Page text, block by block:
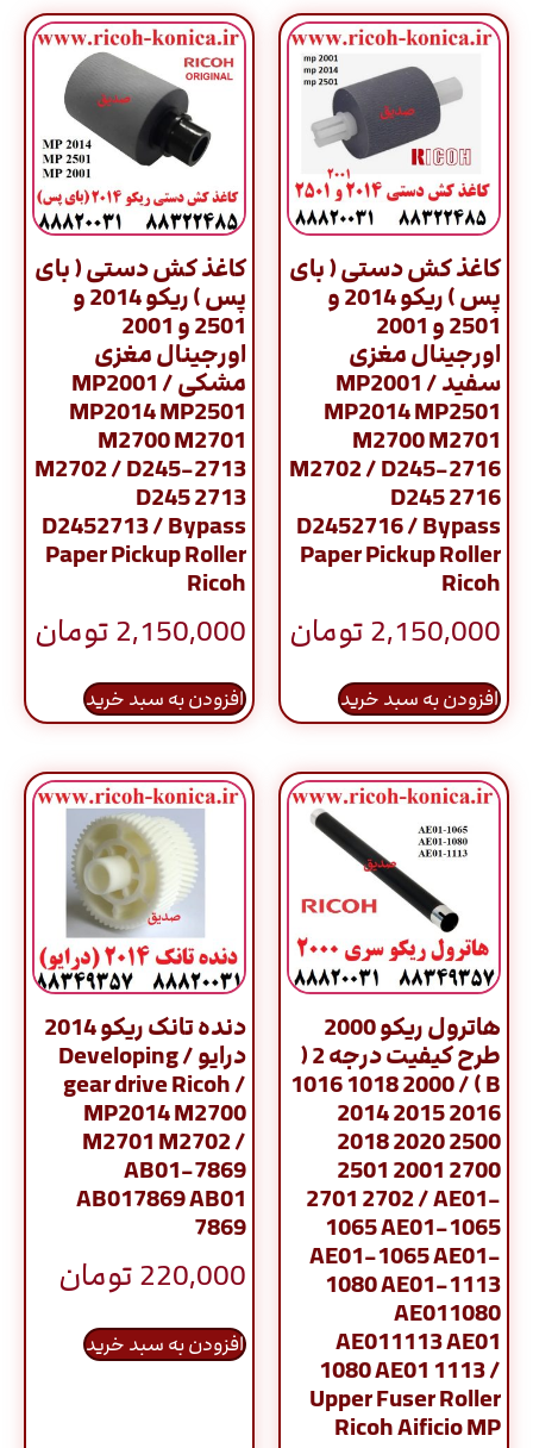
کاغذ کش دستی ( بای
پس ) ریکو 2014 و
2501 و 2001
اورجینال مغزی
سفید / MP2001
MP2014 MP2501
M2700 M2701
M2702 / D245-2716
D245 2716
D2452716 / Bypass
Paper Pickup Roller
Ricoh
2,150,000تومان
افزودن به سبد خرید
کاغذ کش دستی ( بای
پس ) ریکو 2014 و
2501 و 2001
اورجینال مغزی
مشکی / MP2001
MP2014 MP2501
M2700 M2701
M2702 / D245-2713
D245 2713
D2452713 / Bypass
Paper Pickup Roller
Ricoh
2,150,000تومان
افزودن به سبد خرید
هاترول ریکو 2000
طرح کیفیت درجه 2 (
B ) / 1016 1018 2000
2014 2015 2016
2018 2020 2500
2501 2001 2700
2701 2702 / AE01-
1065 AE01-1065
AE01-1065 AE01-
1080 AE01-1113
AE011080
AE011113 AE01
1080 AE01 1113 /
Upper Fuser Roller
Ricoh Aificio MP
دنده تانک ریکو 2014
درایو / Developing
gear drive Ricoh /
MP2014 M2700
M2701 M2702 /
AB01-7869
AB017869 AB01
7869
220,000تومان
افزودن به سبد خرید